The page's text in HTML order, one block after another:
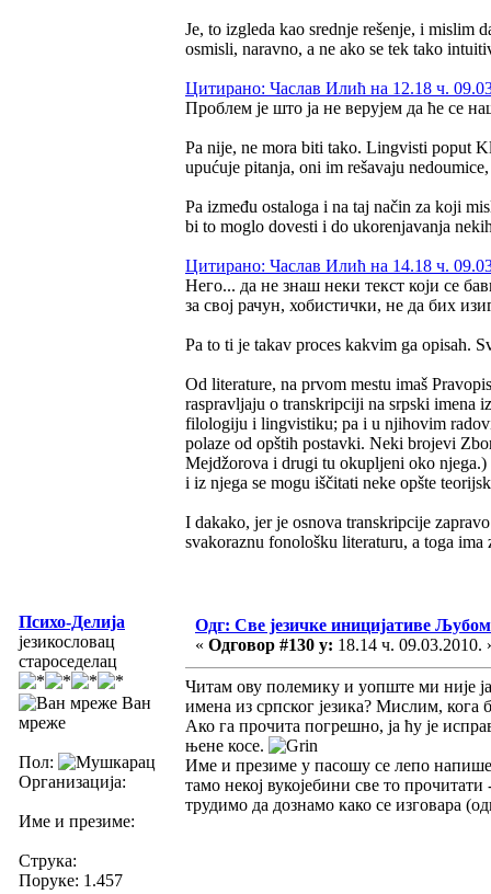
Je, to izgleda kao srednje rešenje, i mislim
osmisli, naravno, a ne ako se tek tako
Цитирано: Часлав Илић на 12.18 ч.
Проблем је што ја не верујем да ће се
Pa nije, ne mora biti tako. Lingvisti poput
upućuje pitanja, oni im rešavaju
Pa između ostaloga i na taj način za koji
bi to moglo dovesti i do ukorenjavanja
Цитирано: Часлав Илић на 14.18 ч.
Него... да не знаш неки текст који се
за свој рачун, хобистички, не да бих
Pa to ti je takav proces kakvim ga opisah.
Od literature, na prvom mestu imaš
raspravljaju o transkripciji na srpski imena
filologiju i lingvistiku; pa i u njihovim
polaze od opštih postavki. Neki brojevi
Mejdžorova i drugi tu okupljeni oko
i iz njega se mogu iščitati neke opšte
I dakako, jer je osnova transkripcije
svakoraznu fonološku literaturu, a toga
Психо-Делија
језикословац
староседелац
Ван
мреже
Пол:
Организација:
Име и презиме:
Струка:
Поруке: 1.457
Одг: Све језичке иницијативе
« Одговор #130 у: 18.14 ч. 09.03.2010.
Читам ову полемику и уопште ми није
имена из српског језика? Мислим, кога
Ако га прочита погрешно, ја ћу је
њене косе.
Име и презиме у пасошу се лепо напише
тамо некој вукојебини све то
трудимо да дознамо како се изговара